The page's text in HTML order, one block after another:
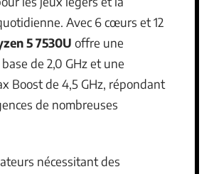
Avec 6 cœurs et 12
5 7530U offre une
de 2,0 GHz et une
Boost de 4,5 GHz, répondant
de nombreuses
nécessitant des